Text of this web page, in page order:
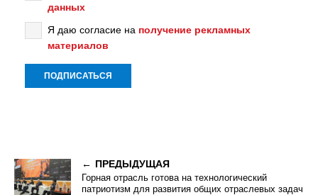
данных
Я даю согласие на получение рекламных
материалов
ПРЕДЫДУЩАЯ
Горная отрасль готова на технологический
патриотизм для развития общих отраслевых задач